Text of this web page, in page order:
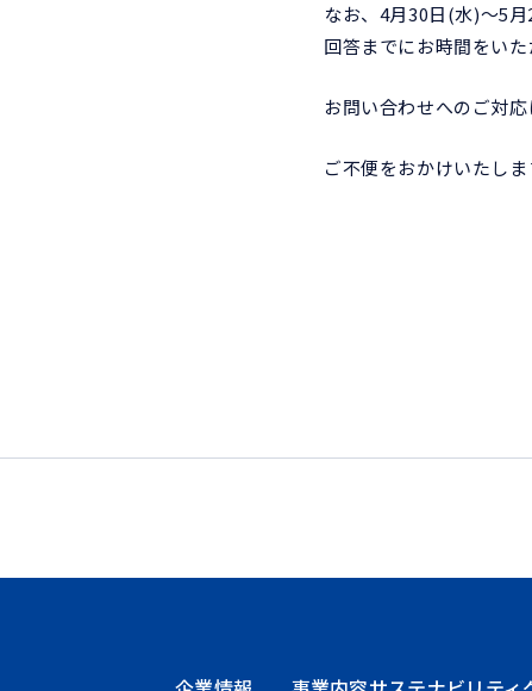
なお、4月30日(水)～5
回答までにお時間をいた
お問い合わせへのご対
ご不便をおかけいたし